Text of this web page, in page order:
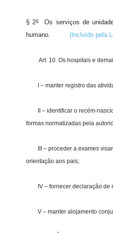
§ 2oOs serviços de
humano. (Incluído pela
Art. 10. Os hospitais e
I – manter registro das
II – identificar o recém-
formas normatizadas pela
III – proceder a exames
orientação aos pais;
IV – fornecer declaração de
V – manter alojamento